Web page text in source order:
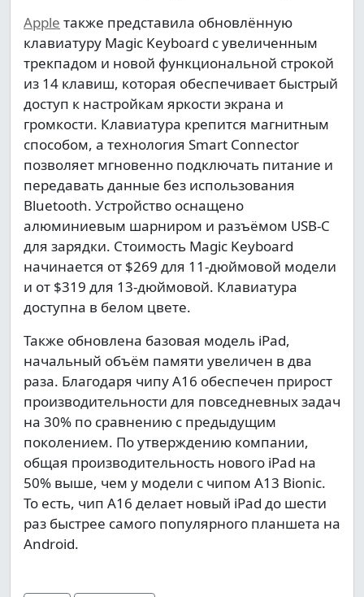
Apple также представила обновлённую
клавиатуру Magic Keyboard с увеличенным
трекпадом и новой функциональной строкой
из 14 клавиш, которая обеспечивает быстрый
доступ к настройкам яркости экрана и
громкости. Клавиатура крепится магнитным
способом, а технология Smart Connector
позволяет мгновенно подключать питание и
передавать данные без использования
Bluetooth. Устройство оснащено
алюминиевым шарниром и разъёмом USB-C
для зарядки. Стоимость Magic Keyboard
начинается от $269 для 11-дюймовой модели
и от $319 для 13-дюймовой. Клавиатура
доступна в белом цвете.
Также обновлена базовая модель iPad,
начальный объём памяти увеличен в два
раза. Благодаря чипу A16 обеспечен прирост
производительности для повседневных задач
на 30% по сравнению с предыдущим
поколением. По утверждению компании,
общая производительность нового iPad на
50% выше, чем у модели с чипом A13 Bionic.
То есть, чип A16 делает новый iPad до шести
раз быстрее самого популярного планшета на
Android.